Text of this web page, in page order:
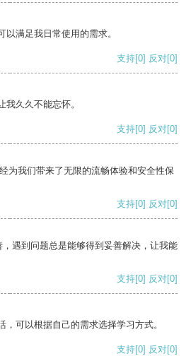
满足我日常使用的需求。
支持[0] 反对[0]
久久不能忘怀。
支持[0] 反对[0]
为我们带来了无限的流畅体验和安全性保
支持[0] 反对[0]
遇到问题总是能够得到妥善解决，让我能
支持[0] 反对[0]
可以根据自己的需求选择学习方式。
支持[0] 反对[0]